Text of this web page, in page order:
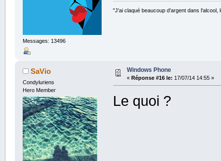
Messages: 13496
"J'ai claqué beaucoup d'argent dans
SaVio
Condyluriens
Hero Member
Windows Phone
« Réponse #16 le: 17/07/14 14:55 »
Le quoi ?